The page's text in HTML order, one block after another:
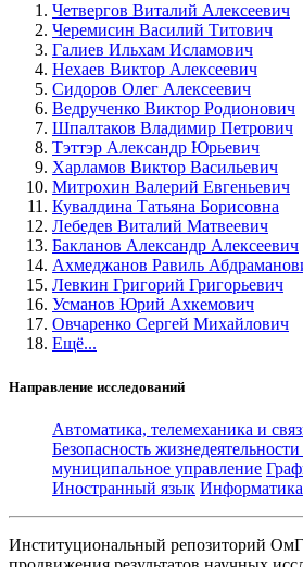
Четвергов Виталий Алексеевич
Черемисин Василий Титович
Галиев Ильхам Исламович
Нехаев Виктор Алексеевич
Сидоров Олег Алексеевич
Ведрученко Виктор Родионович
Шпалтаков Владимир Петрович
Тэттэр Александр Юрьевич
Харламов Виктор Васильевич
Митрохин Валерий Евгеньевич
Кувалдина Татьяна Борисовна
Лебедев Виталий Матвеевич
Бакланов Александр Алексеевич
Ахмеджанов Равиль
Левкин Григорий Григорьевич
Усманов Юрий Ахкемович
Овчаренко Сергей Михайлович
Ещё...
Направление исследований
Автоматика, телемеханика и
Безопасность
муниципальное управление
Иностранный язык Информатика
Институциональный репозиторий